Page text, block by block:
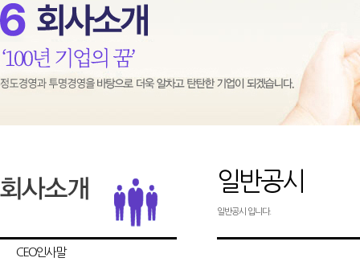
CEO인사말
일반공시
일반공시 입니다.